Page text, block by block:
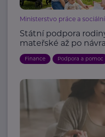
Ministerstvo práce a
Státní podpora
mateřské až po
Finance Podpora a pomoc